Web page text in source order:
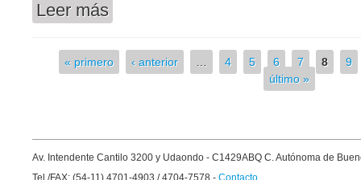
Leer más
Páginas
« primero ‹ anterior 4 5 6 7 8
9
último »
Av. Intendente Cantilo 3200 y Udaondo - C1429ABQ C. Autónoma de
Tel./FAX: (54-11) 4701-4903 / 4704-7578 - Contacto